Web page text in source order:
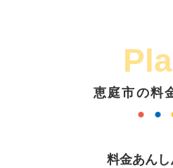
恵庭市の料
料金あん